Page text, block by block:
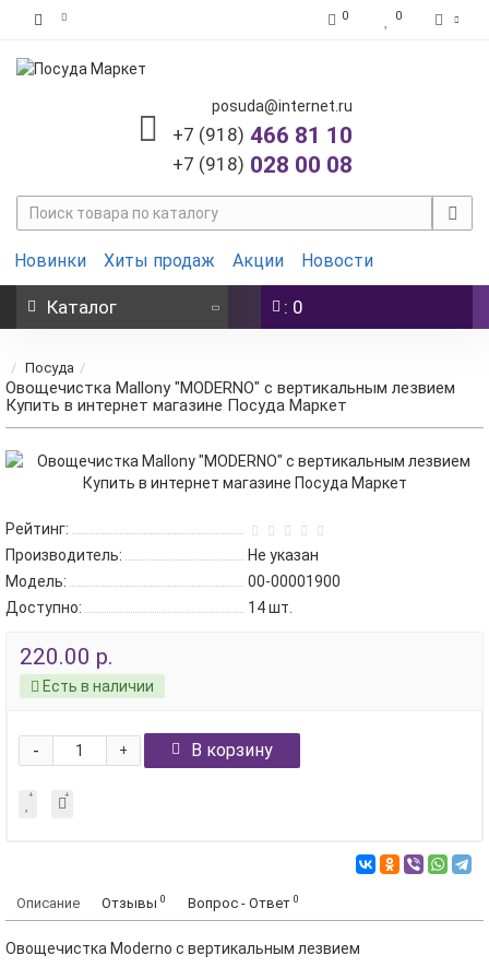
0 0
posuda@internet.ru
+7 (918) 466 81 10
+7 (918) 028 00 08
Новинки Хиты продаж Акции Новости
Каталог : 0
Посуда
Овощечистка Mallony "MODERNO" с вертикальным лезвием
Купить в интернет магазине Посуда Маркет
Рейтинг:
Производитель:
Не указан
Модель:
00-00001900
Доступно:
14шт.
220.00 р.
Есть в наличии
+
- В корзину
Описание Отзывы 0 Вопрос - Ответ 0
Овощечистка Moderno с вертикальным лезвием